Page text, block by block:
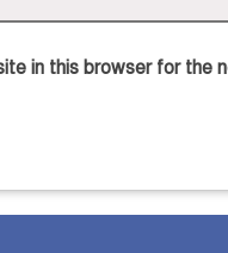
in this browser for the